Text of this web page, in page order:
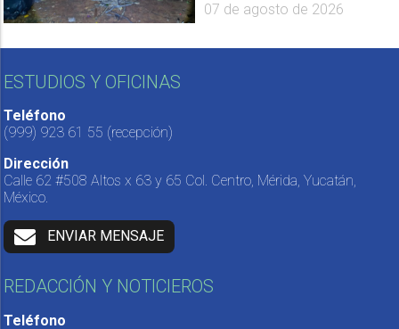
07 de agosto de 2026
ESTUDIOS Y OFICINAS
Teléfono
(999) 923 61 55 (recepción)
Dirección
Calle 62 #508 Altos x 63 y 65 Col. Centro, Mérida, Yucatán,
México.
ENVIAR MENSAJE
REDACCIÓN Y NOTICIEROS
Teléfono